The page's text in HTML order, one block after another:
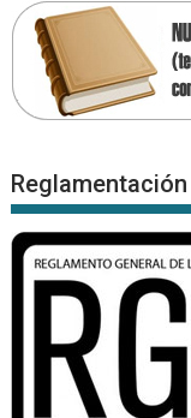
Reglamentación